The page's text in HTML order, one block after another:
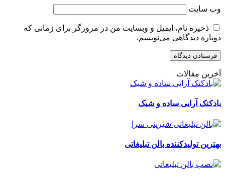
وب‌ سایت
ذخیره نام، ایمیل و وبسایت من در مرورگر برای زمانی که
دوباره دیدگاهی می‌نویسم.
آخرین مقالات
بادکنک آرایی ساده و شیک
بهترین تولیدکننده بالن تبلیغاتی